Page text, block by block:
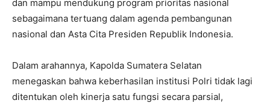
dan mampu mendukung program prioritas nasional
sebagaimana tertuang dalam agenda pembangunan
nasional dan Asta Cita Presiden Republik Indonesia.
Dalam arahannya, Kapolda Sumatera Selatan
menegaskan bahwa keberhasilan institusi Polri tidak lagi
ditentukan oleh kinerja satu fungsi secara parsial,